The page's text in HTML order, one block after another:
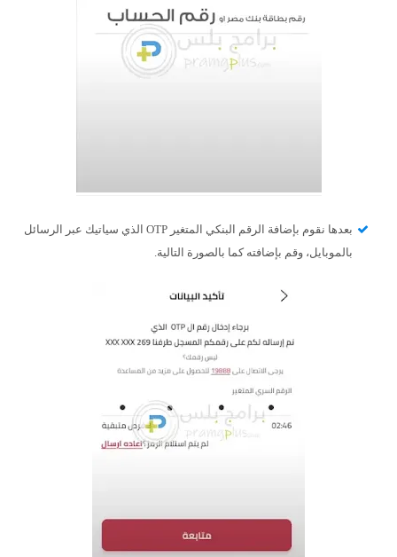
بعدها نقوم بإضافة الرقم البنكي المتغير OTP الذي سياتيك عبر الرسائل
بالموبايل، وقم بإضافته كما بالصورة التالية.